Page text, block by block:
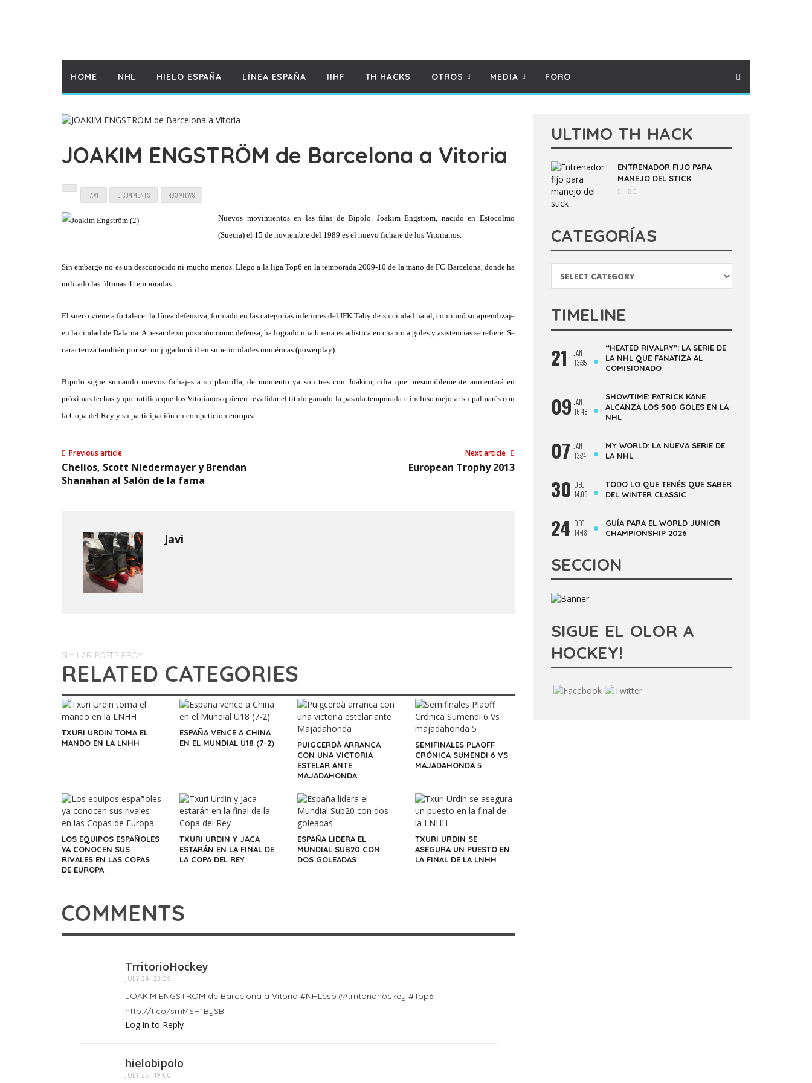
HOME NHL HIELO ESPAÑA LÍNEA ESPAÑA IIHF TH HACKS OTROS MEDIA FORO
JOAKIM ENGSTRÖM de Barcelona a Vitoria
JAVI 0 COMMENTS 483 VIEWS
Nuevos movimientos en las filas de Bipolo. Joakim Engström, nacido en Estocolmo
(Suecia) el 15 de noviembre del 1989 es el nuevo fichaje de los Vitorianos.
Sin embargo no es un desconocido ni mucho menos. Llego a la liga Top6 en la temporada 2009-10 de la mano de FC Barcelona, donde ha
militado las últimas 4 temporadas.
El sueco viene a fortalecer la línea defensiva, formado en las categorías inferiores del IFK Täby de su ciudad natal, continuó su aprendizaje
en la ciudad de Dalarna.A pesar de su posición como defensa, ha logrado una buena estadística en cuanto a goles y asistencias se refiere. Se
caracteriza también por ser un jugadorútil en superioridades numéricas (powerplay).
Bipolo sigue sumando nuevos fichajes a su plantilla, de momento ya son tres con Joakim, cifra que presumiblemente aumentará en
próximas fechas y que ratifica que los Vitorianos quieren revalidar el título ganado la pasada temporada e incluso mejorar su palmarés con
la Copa del Rey y su participación en competición europea.
Previous article
Chelios, Scott Niedermayer y Brendan
Shanahan al Salón de la fama
Next article
European Trophy 2013
Javi
SIMILAR POSTS FROM
RELATED CATEGORIES
TXURI URDIN TOMA EL
MANDO EN LA LNHH
ESPAÑA VENCE A CHINA
EN EL MUNDIAL U18 (7-2)
PUIGCERDÀ ARRANCA
CON UNA VICTORIA
ESTELAR ANTE
MAJADAHONDA
SEMIFINALES PLAOFF
CRÓNICA SUMENDI 6 VS
MAJADAHONDA 5
LOS EQUIPOS ESPAÑOLES
YA CONOCEN SUS
RIVALES EN LAS COPAS
DE EUROPA
TXURI URDIN Y JACA
ESTARÁN EN LA FINAL DE
LA COPA DEL REY
ESPAÑA LIDERA EL
MUNDIAL SUB20 CON
DOS GOLEADAS
TXURI URDIN SE
ASEGURA UN PUESTO EN
LA FINAL DE LA LNHH
COMMENTS
TrritorioHockey
JULY 24, 23:59
JOAKIM ENGSTRÖM de Barcelona a Vitoria #NHLesp @trritoriohockey #Top6
http://t.co/smMSH1BySB
Log in to Reply
hielobipolo
JULY 25, 19:00
ULTIMO TH HACK
ENTRENADOR FIJO PARA
MANEJO DEL STICK
0
CATEGORÍAS
TIMELINE
21
JAN
13:35
“HEATED RIVALRY”: LA SERIE DE
LA NHL QUE FANATIZA AL
COMISIONADO
09 JAN
16:48
SHOWTIME: PATRICK KANE
ALCANZA LOS 500 GOLES EN LA
NHL
07 JAN
13:24
MY WORLD: LA NUEVA SERIE DE
LA NHL
30 DEC
14:03
TODO LO QUE TENÉS QUE SABER
DEL WINTER CLASSIC
24 DEC
14:48
GUÍA PARA EL WORLD JUNIOR
CHAMPIONSHIP 2026
SECCION
SIGUE EL OLOR A
HOCKEY!